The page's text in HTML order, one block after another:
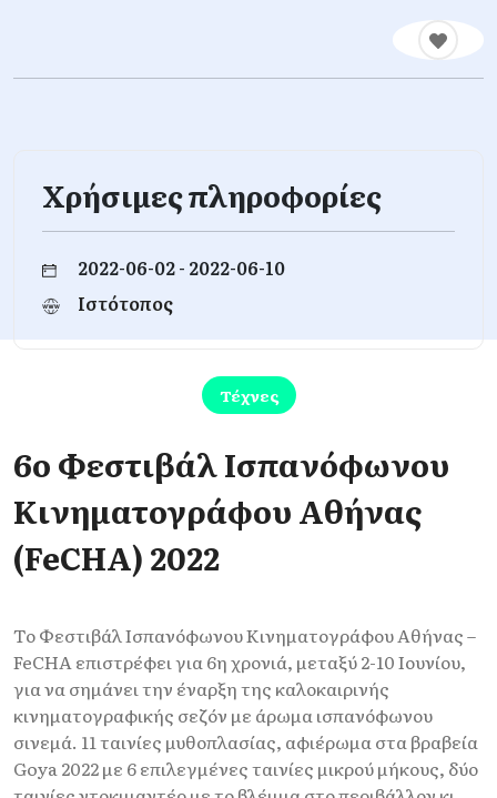
Χρήσιμες πληροφορίες
2022-06-02 - 2022-06-10
Ιστότοπος
Τέχνες
6ο Φεστιβάλ Ισπανόφωνου
Κινηματογράφου Αθήνας
(FeCHA) 2022
Το Φεστιβάλ Ισπανόφωνου Κινηματογράφου Αθήνας –
FeCHA επιστρέφει για 6η χρονιά, μεταξύ 2-10 Ιουνίου,
για να σημάνει την έναρξη της καλοκαιρινής
κινηματογραφικής σεζόν με άρωμα ισπανόφωνου
σινεμά. 11 ταινίες μυθοπλασίας, αφιέρωμα στα βραβεία
Goya 2022 με 6 επιλεγμένες ταινίες μικρού μήκους, δύο